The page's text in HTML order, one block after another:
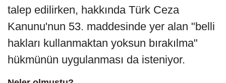
talep edilirken, hakkında Türk Ceza
Kanunu'nun 53. maddesinde yer alan "belli
hakları kullanmaktan yoksun bırakılma"
hükmünün uygulanması da isteniyor.